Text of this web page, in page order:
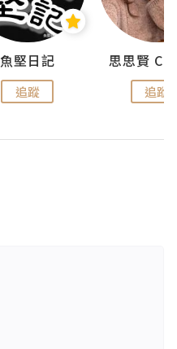
魚堅日記
追蹤 追蹤